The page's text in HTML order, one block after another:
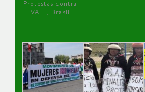
Protestas contra
VALE, Brasil